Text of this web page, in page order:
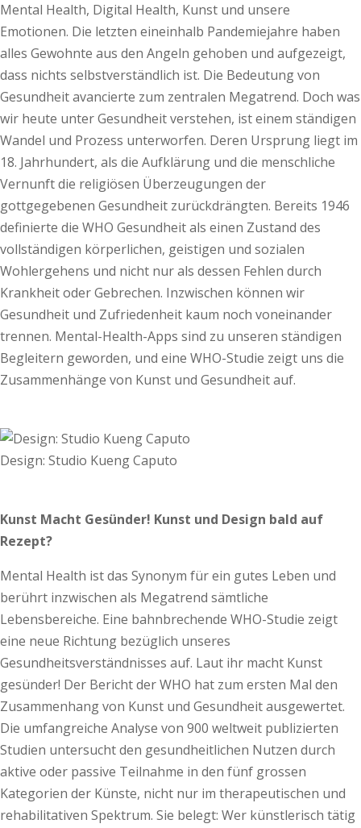
Mental Health, Digital Health, Kunst und unsere
Emotionen. Die letzten eineinhalb Pandemiejahre haben
alles Gewohnte aus den Angeln gehoben und aufgezeigt,
dass nichts selbstverständlich ist. Die Bedeutung von
Gesundheit avancierte zum zentralen Megatrend. Doch was
wir heute unter Gesundheit verstehen, ist einem ständigen
Wandel und Prozess unterworfen. Deren Ursprung liegt im
18. Jahrhundert, als die Aufklärung und die menschliche
Vernunft die religiösen Überzeugungen der
gottgegebenen Gesundheit zurückdrängten. Bereits 1946
definierte die WHO Gesundheit als einen Zustand des
vollständigen körperlichen, geistigen und sozialen
Wohlergehens und nicht nur als dessen Fehlen durch
Krankheit oder Gebrechen. Inzwischen können wir
Gesundheit und Zufriedenheit kaum noch voneinander
trennen. Mental-Health-Apps sind zu unseren ständigen
Begleitern geworden, und eine WHO-Studie zeigt uns die
Zusammenhänge von Kunst und Gesundheit auf.
Design: Studio Kueng Caputo
Kunst Macht Gesünder! Kunst und Design bald auf
Rezept?
Mental Health ist das Synonym für ein gutes Leben und
berührt inzwischen als Megatrend sämtliche
Lebensbereiche. Eine bahnbrechende WHO-Studie zeigt
eine neue Richtung bezüglich unseres
Gesundheitsverständnisses auf. Laut ihr macht Kunst
gesünder! Der Bericht der WHO hat zum ersten Mal den
Zusammenhang von Kunst und Gesundheit ausgewertet.
Die umfangreiche Analyse von 900 weltweit publizierten
Studien untersucht den gesundheitlichen Nutzen durch
aktive oder passive Teilnahme in den fünf grossen
Kategorien der Künste, nicht nur im therapeutischen und
rehabilitativen Spektrum. Sie belegt: Wer künstlerisch tätig